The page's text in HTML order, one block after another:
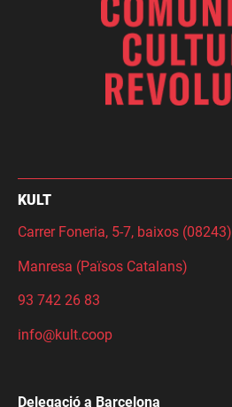
KULT
Carrer Foneria, 5-7, baixos (08243)
Manresa (Països Catalans)
93 742 26 83
info@kult.coop
Delegació a Barcelona